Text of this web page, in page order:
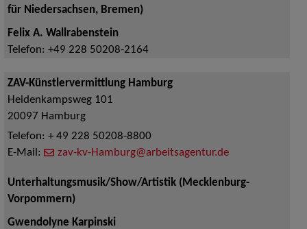
für Niedersachsen, Bremen)
Felix A. Wallrabenstein
Telefon: +49 228 50208-2164
ZAV-Künstlervermittlung Hamburg
Heidenkampsweg 101
20097 Hamburg
Telefon: + 49 228 50208-8800
E-Mail:
zav-kv-Hamburg@arbeitsagentur.de
Unterhaltungsmusik/Show/Artistik (Mecklenburg-
Vorpommern)
Gwendolyne Karpinski